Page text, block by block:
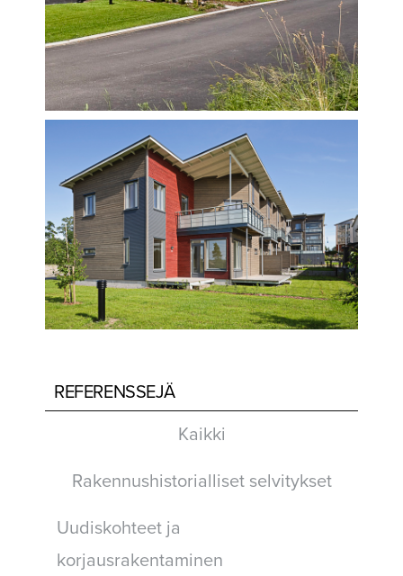
REFERENSSEJÄ
Kaikki
Rakennushistorialliset selvitykset
Uudiskohteet ja
korjausrakentaminen